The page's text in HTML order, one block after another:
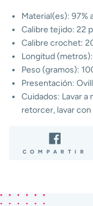
Material(es): 97%
Calibre tejido: 22
Calibre crochet:
Longitud
Peso (gramos):
Presentación:
Cuidados: Lavar a
retorcer, lavar con
COMPARTIR